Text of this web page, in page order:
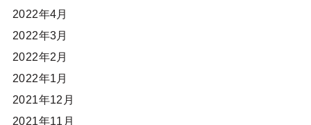
2022年4月
2022年3月
2022年2月
2022年1月
2021年12月
2021年11月